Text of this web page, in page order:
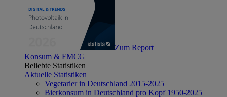
Zum Report
Konsum & FMCG
Beliebte Statistiken
Aktuelle Statistiken
Vegetarier in Deutschland 2015-2025
Bierkonsum in Deutschland pro Kopf 1950-2025